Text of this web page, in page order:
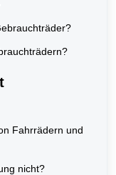
Fahrrädern und
nicht?